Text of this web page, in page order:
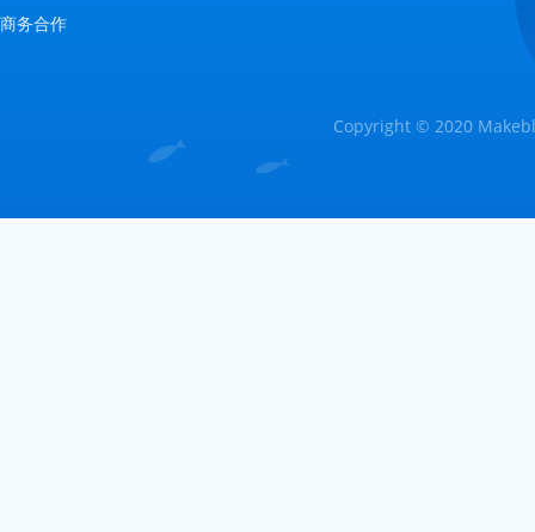
商务合作
Copyright © 2020